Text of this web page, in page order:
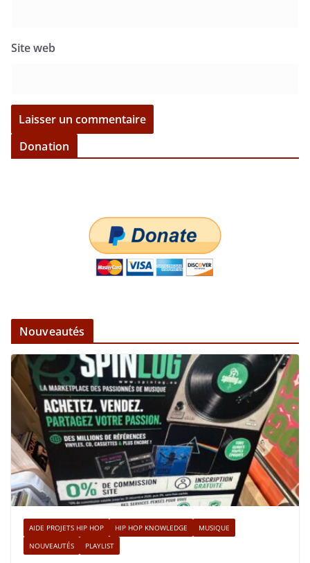
Site web
Donation
Nouveautés
AIDE PROJETS HIP HOP HIP HOP KNOWLEDGE
MUSIQUE
NOUVEAUTÉS
PLAYLIST